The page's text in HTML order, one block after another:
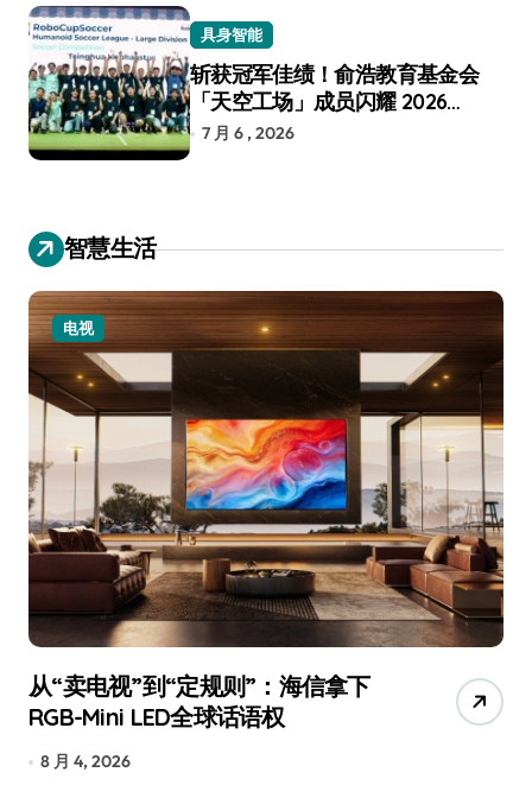
具身智能
斩获冠军佳绩！俞浩教育基金会
「天空工场」成员闪耀 2026
RoboCup 机器人世界杯
7 月 6 , 2026
智慧生活
小家电
追觅、石头科技注意：你们的扫地机
已被美国认定为“战略武器”
7 月 30, 2026